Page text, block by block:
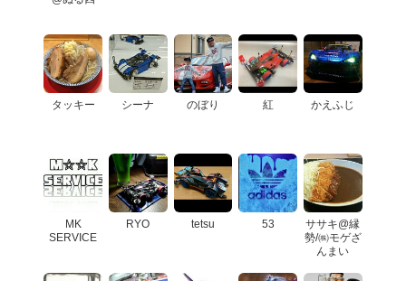
タッキー シーナ のぼり 紅 かえふじ
MK
SERVICE
RYO tetsu 53
ササキ@縁
勢/㈱モゲざ
んまい